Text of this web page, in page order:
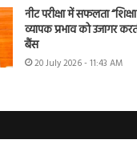
नीट परीक्षा में सफलता
व्यापक प्रभाव को उजागर
बैंस
20 July 2026 - 11:43 AM